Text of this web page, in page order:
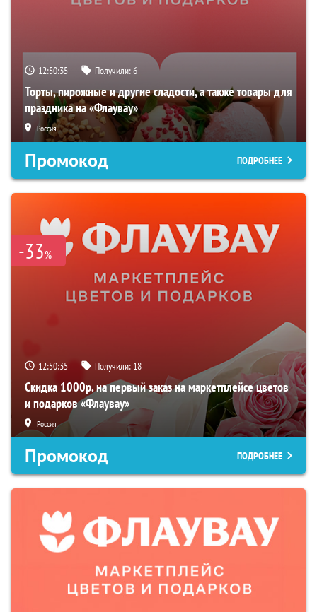
12:50:34 Получили:6
Торты, пирожные и другие сладости, а также товары для
праздника на «Флаувау»
Россия
Промокод ПОДРОБНЕЕ
-33%
12:50:34 Получили: 18
Скидка 1000р. на первый заказ на маркетплейсе цветов
и подарков «Флаувау»
Россия
Промокод ПОДРОБНЕЕ